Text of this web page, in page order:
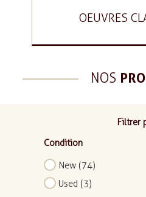
OEUVRES
NOS
Filtrer
Condition
New (74)
Used (3)